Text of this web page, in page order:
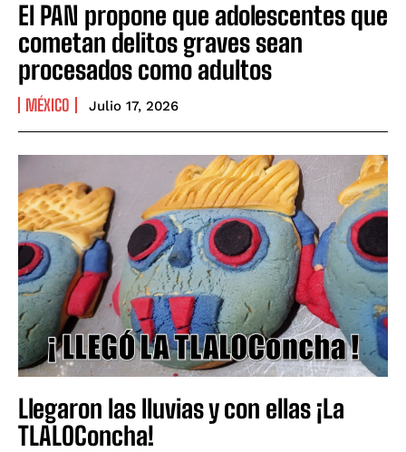
El PAN propone que adolescentes que
cometan delitos graves sean
procesados como adultos
MÉXICO Julio 17, 2026
Llegaron las lluvias y con ellas ¡La
TLALOConcha!